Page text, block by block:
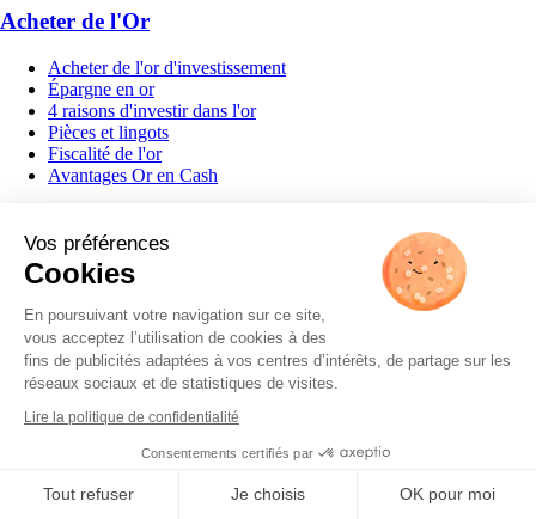
Vos préférences
Cookies
En poursuivant votre navigation sur ce site,
vous acceptez l’utilisation de cookies à des
fins de publicités adaptées à vos centres d’intérêts, de partage sur les
réseaux sociaux et de statistiques de visites.
Lire la politique de confidentialité
Consentements certifiés par
Tout refuser Je choisis OK pour moi
Acheter de l'Or
Acheter de l'or d'investissement
Épargne en or
4 raisons d'investir dans l'or
Pièces et lingots
Fiscalité de l'or
Avantages Or en Cash
Recrutement
Espace presse
À propos d'Or en Cash
Nos valeurs
Notre charte
Activité éco-responsable
Nous contacter